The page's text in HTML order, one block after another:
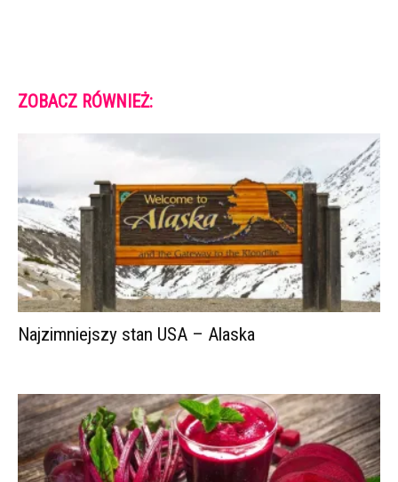
ZOBACZ RÓWNIEŻ:
Najzimniejszy stan USA – Alaska